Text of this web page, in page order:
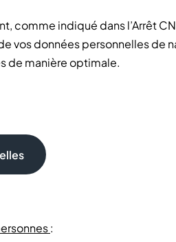
indiqué dans l’Arrêt
vos données personnelles de
de manière optimale.
: